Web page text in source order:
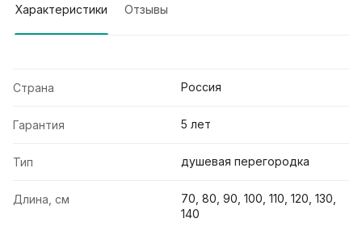
Характеристики Отзывы
Страна Россия
Гарантия 5 лет
Тип душевая перегородка
Длина, см
70, 80, 90, 100, 110, 120, 130,
140